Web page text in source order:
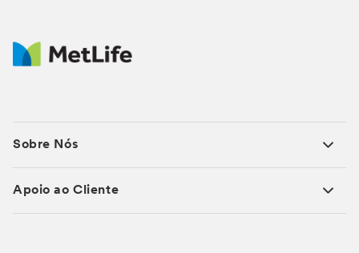
Sobre Nós
Apoio ao Cliente